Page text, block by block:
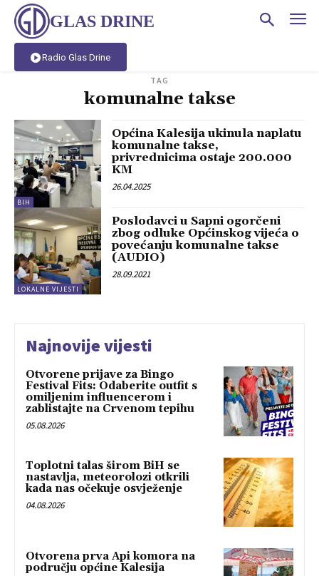
GLAS DRINE
Radio Glas Drine
TAG
komunalne takse
BIH
Općina Kalesija ukinula naplatu
komunalne takse,
privrednicima ostaje 200.000
KM
26.04.2025
LOKALNE VIJESTI
Poslodavci u Sapni ogorčeni
zbog odluke Općinskog vijeća o
povećanju komunalne takse
(AUDIO)
28.09.2021
Najnovije vijesti
Otvorene prijave za Bingo
Festival Fits: Odaberite outfit s
omiljenim influencerom i
zablistajte na Crvenom tepihu
05.08.2026
Toplotni talas širom BiH se
nastavlja, meteorolozi otkrili
kada nas očekuje osvježenje
04.08.2026
Otvorena prva Api komora na
području općine Kalesija